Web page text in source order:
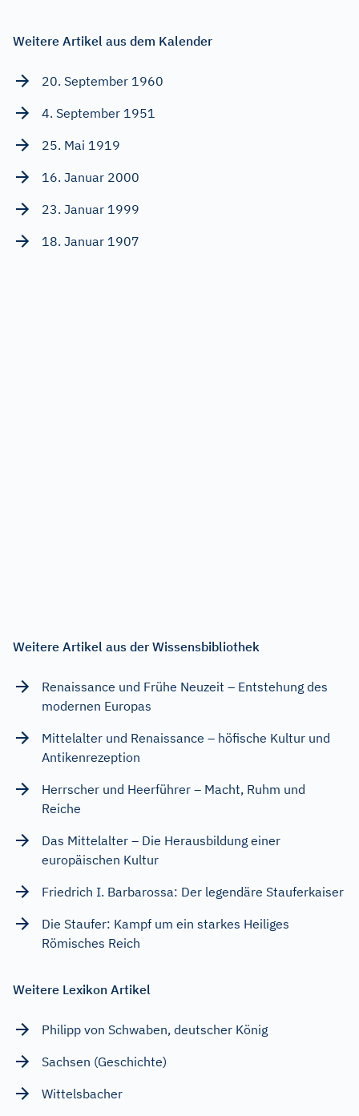
Weitere Artikel aus dem Kalender
20. September 1960
4. September 1951
25. Mai 1919
16. Januar 2000
23. Januar 1999
18. Januar 1907
Weitere Artikel aus der Wissensbibliothek
Renaissance und Frühe Neuzeit – Entstehung des
modernen Europas
Mittelalter und Renaissance – höfische Kultur und
Antikenrezeption
Herrscher und Heerführer – Macht, Ruhm und
Reiche
Das Mittelalter – Die Herausbildung einer
europäischen Kultur
Friedrich I. Barbarossa: Der legendäre Stauferkaiser
Die Staufer: Kampf um ein starkes Heiliges
Römisches Reich
Weitere Lexikon Artikel
Philipp von Schwaben, deutscher König
Sachsen (Geschichte)
Wittelsbacher